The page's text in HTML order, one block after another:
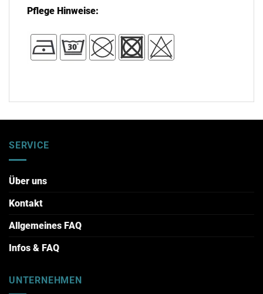
Pflege Hinweise:
SERVICE
Über uns
Kontakt
Allgemeines FAQ
Infos & FAQ
UNTERNEHMEN